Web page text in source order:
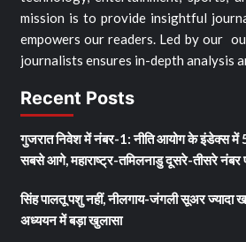
mission is to provide insightful
empowers our readers. Led by our
journalists ensures in-depth analysis
Recent Posts
गुजरात निवेश में नंबर-1: नीति आयोग के इंडेक्स
सबसे आगे, महाराष्ट्र-तमिलनाडु दूसरे-तीसरे नंबर
सिंह पालतू पशु नहीं, नीलगाय-जंगली सूअर ज्यादा
अध्ययन में बड़ा खुलासा